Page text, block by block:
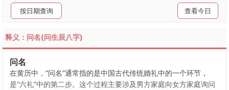
按日期查询 查看今日
释义：问名(问生辰八字)
问名
在黄历中，“问名”通常指的是中国古代传统婚礼中的一个环节，
是“六礼”中的第二步。这个过程主要涉及男方家庭向女方家庭询问